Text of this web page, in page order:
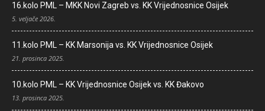
16.kolo PML – MKK Novi Zagreb vs. KK Vrijednosnice Osijek
5. veljače 2026.
11.kolo PML – KK Marsonija vs. KK Vrijednosnice Osijek
21. prosinca 2025.
10.kolo PML – KK Vrijednosnice Osijek vs. KK Đakovo
13. prosinca 2025.